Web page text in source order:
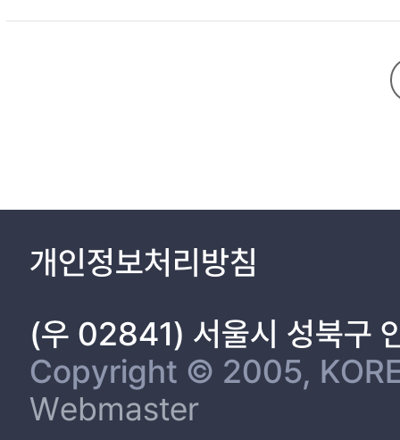
제 3절. 선행연구고찰 25
3. 경제 활성화를 위한 노력 31
4. 태안군 지역의 특성 32
5. 태안유류오염에 관한 선행연구 36
6. 선행연구의 한계 39
개인정보처리방침
(우 02841) 서울시 성북구
Copyright © 2005,
Webmaster